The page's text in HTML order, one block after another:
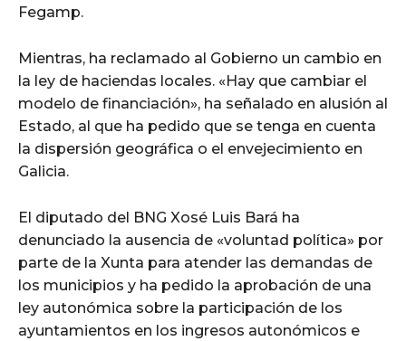
Fegamp.
Mientras, ha reclamado al Gobierno un cambio en
la ley de haciendas locales. «Hay que cambiar el
modelo de financiación», ha señalado en alusión al
Estado, al que ha pedido que se tenga en cuenta
la dispersión geográfica o el envejecimiento en
Galicia.
El diputado del BNG Xosé Luis Bará ha
denunciado la ausencia de «voluntad política» por
parte de la Xunta para atender las demandas de
los municipios y ha pedido la aprobación de una
ley autonómica sobre la participación de los
ayuntamientos en los ingresos autonómicos e